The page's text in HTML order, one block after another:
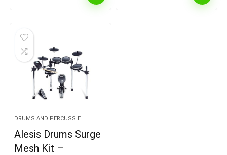
DRUMS AND PERCUSSIE
Alesis Drums Surge
Mesh Kit –